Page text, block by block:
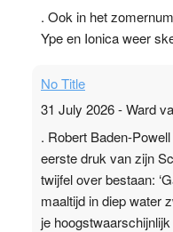
. Ook in het
Ype en Ionica weer
No Title
31 July 2026-Ward
. Robert Baden-
eerste druk van zijn
twijfel over bestaan:
maaltijd in diep water
je